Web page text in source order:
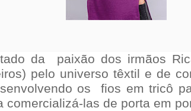
da paixão dos irmãos
pelo universo têxtil e de
os
fios em tricô
comercializá-las de porta em